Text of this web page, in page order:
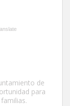
de la zona los
de
para